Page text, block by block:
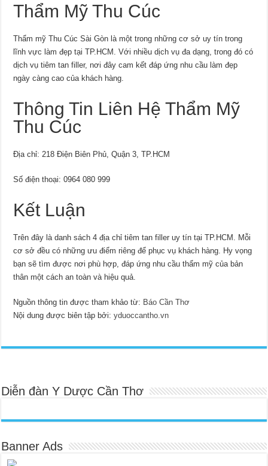
Thẩm Mỹ Thu Cúc
Thẩm mỹ Thu Cúc Sài Gòn là một trong những cơ sở uy tín trong
lĩnh vực làm đẹp tại TP.HCM. Với nhiều dịch vụ đa dạng, trong đó có
dịch vụ tiêm tan filler, nơi đây cam kết đáp ứng nhu cầu làm đẹp
ngày càng cao của khách hàng.
Thông Tin Liên Hệ Thẩm Mỹ
Thu Cúc
Địa chỉ: 218 Điện Biên Phủ, Quận 3, TP.HCM
Số điện thoại: 0964 080 999
Kết Luận
Trên đây là danh sách 4 địa chỉ tiêm tan filler uy tín tại TP.HCM. Mỗi
cơ sở đều có những ưu điểm riêng để phục vụ khách hàng. Hy vọng
bạn sẽ tìm được nơi phù hợp, đáp ứng nhu cầu thẩm mỹ của bản
thân một cách an toàn và hiệu quả.
Nguồn thông tin được tham khảo từ: Báo Cần Thơ
Nội dung được biên tập bởi:yduoccantho.vn
Diễn đàn Y Dược Cần Thơ
Banner Ads